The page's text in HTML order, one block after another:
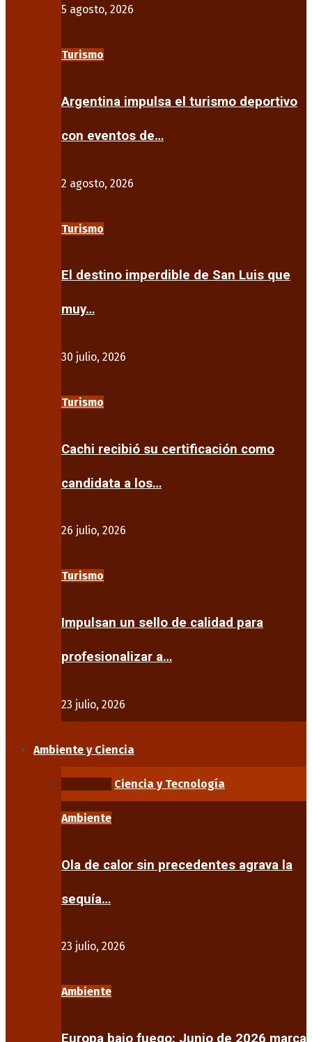
5 agosto, 2026
Turismo
Argentina impulsa el turismo deportivo
con eventos de…
2 agosto, 2026
Turismo
El destino imperdible de San Luis que
muy…
30 julio, 2026
Turismo
Cachi recibió su certificación como
candidata a los…
26 julio, 2026
Turismo
Impulsan un sello de calidad para
profesionalizar a…
23 julio, 2026
Ambiente y Ciencia
Ciencia y Tecnología
Ambiente
Ola de calor sin precedentes agrava la
sequía…
23 julio, 2026
Ambiente
Europa bajo fuego: Junio de 2026 marca